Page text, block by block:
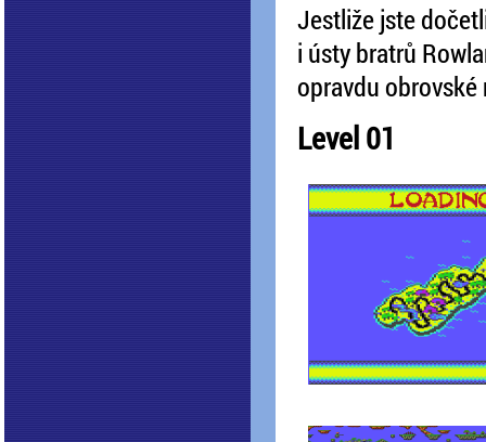
Jestliže jste
i ústy bratrů
opravdu
Level 01